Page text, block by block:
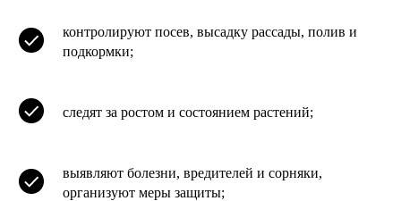
контролируют посев, высадку рассады, полив и
подкормки;
следят за ростом и состоянием растений;
выявляют болезни, вредителей и сорняки,
организуют меры защиты;